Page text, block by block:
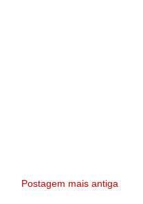
Postagem mais antiga